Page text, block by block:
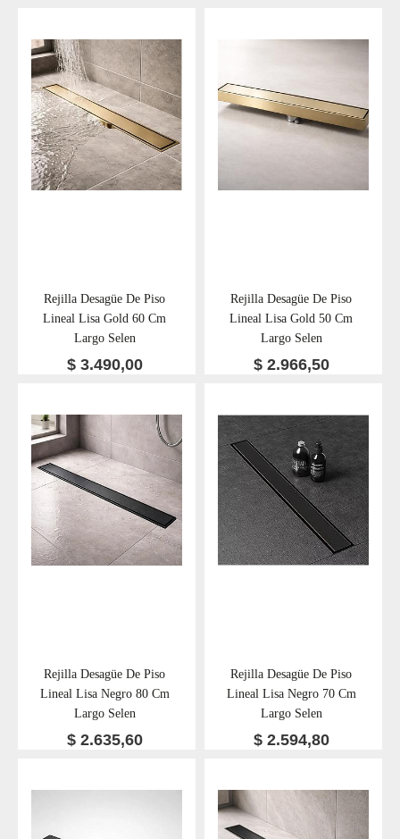
Rejilla Desagüe De Piso
Lineal Lisa Gold 60 Cm
Largo Selen
$ 3.490,00
Rejilla Desagüe De Piso
Lineal Lisa Gold 50 Cm
Largo Selen
$ 2.966,50
Rejilla Desagüe De Piso
Lineal Lisa Negro 80 Cm
Largo Selen
$ 2.635,60
Rejilla Desagüe De Piso
Lineal Lisa Negro 70 Cm
Largo Selen
$ 2.594,80